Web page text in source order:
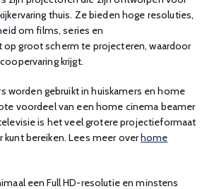
thuis. Ze bieden hoge resoluties,
om films, series en
groot scherm te projecteren, waardoor
krijgt.
worden gebruikt in huiskamers en home
voordeel van een home cinema beamer
is het veel grotere projectieformaat
bereiken. Lees meer over home
een Full HD-resolutie en minstens